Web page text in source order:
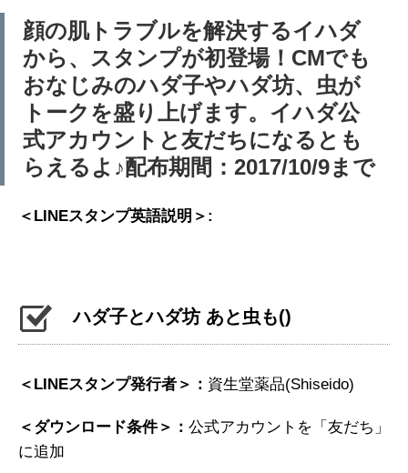
顔の肌トラブルを解決するイハダ
から、スタンプが初登場！CMでも
おなじみのハダ子やハダ坊、虫が
トークを盛り上げます。イハダ公
式アカウントと友だちになるとも
らえるよ♪配布期間：2017/10/9まで
＜LINEスタンプ英語説明＞:
ハダ子とハダ坊 あと虫も()
＜LINEスタンプ発行者＞： 資生堂薬品(Shiseido)
＜ダウンロード条件＞： 公式アカウントを「友だち」
に追加